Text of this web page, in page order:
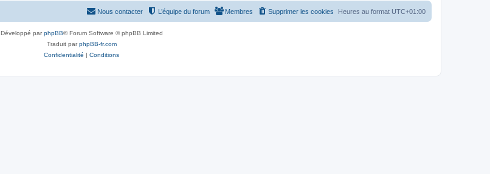
Heures au format UTC+01:00
Supprimer les cookies
Membres
L’équipe du forum
Nous contacter
Développé parphpBB® Forum Software © phpBB Limited
Traduit parphpBB-fr.com
Confidentialité | Conditions